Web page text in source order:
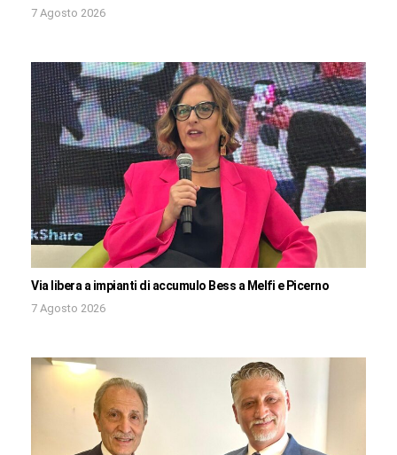
7 Agosto 2026
Via libera a impianti di accumulo Bess a Melfi e Picerno
7 Agosto 2026